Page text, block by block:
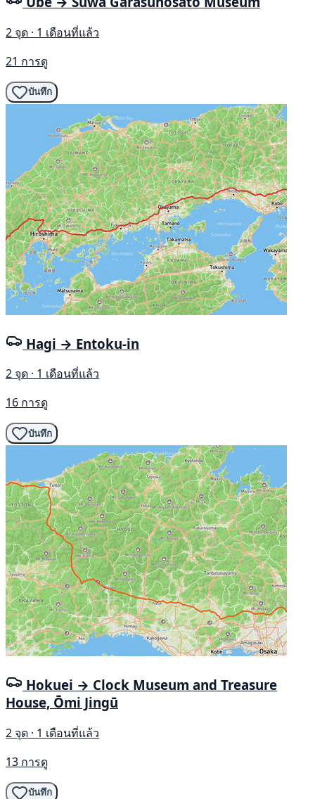
2 จุด · 1 เดือนที่แล้ว
21 การดู
บันทึก
Hagi → Entoku-in
2 จุด · 1 เดือนที่แล้ว
16 การดู
บันทึก
Hokuei → Clock Museum and Treasure
House, Ōmi Jingū
2 จุด · 1 เดือนที่แล้ว
13 การดู
บันทึก